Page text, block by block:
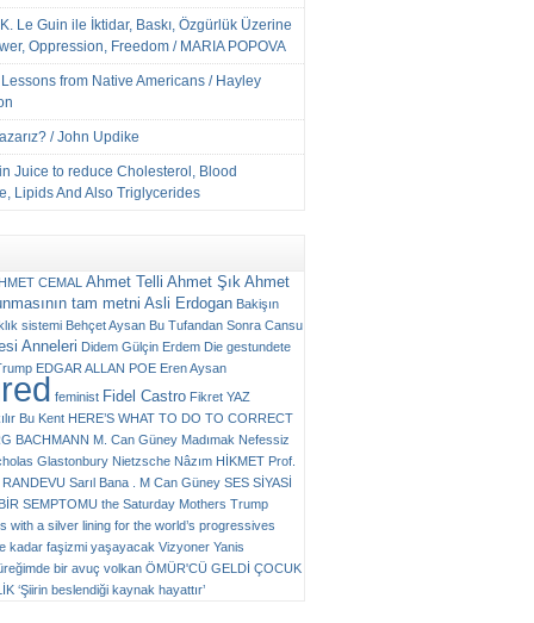
Le Guin ile İktidar, Baskı, Özgürlük Üzerine
Oppression, Freedom / MARIA POPOVA
from Native Americans / Hayley
/ John Updike
Juice to reduce Cholesterol, Blood
Lipids And Also Triglycerides
CEMAL Ahmet Telli Ahmet Şık Ahmet
tam metni Asli Erdogan Bakişın
sistemi Behçet Aysan Bu Tufandan Sonra Cansu
Anneleri Didem Gülçin Erdem Die gestundete
EDGAR ALLAN POE Eren Aysan
feminist Fidel Castro Fikret YAZ
Bu Kent HERE’S WHAT TO DO TO CORRECT
BACHMANN M. Can Güney Madımak Nefessiz
Glastonbury Nietzsche Nâzım HİKMET Prof.
RANDEVU Sarıl Bana . M Can Güney SES SİYASİ
SEMPTOMU the Saturday Mothers Trump
with a silver lining for the world’s progressives
kadar faşizmi yaşayacak Vizyoner Yanis
bir avuç volkan ÖMÜR'CÜ GELDİ ÇOCUK
‘Şiirin beslendiği kaynak hayattır’